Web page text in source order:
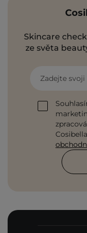
Skincare
ze světa
Zadejte